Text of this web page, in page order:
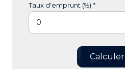
Taux d'emprunt (%) *
Calculer